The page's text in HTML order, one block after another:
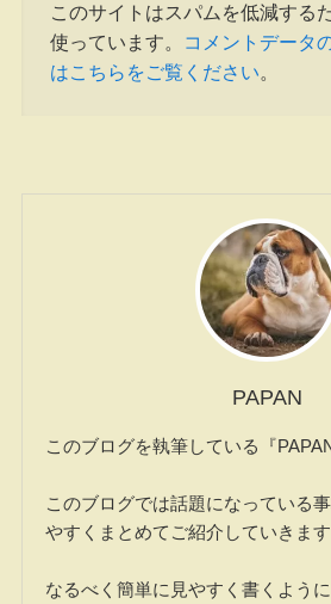
このサイトはスパムを低減する
使っています。
コメントデータ
はこちらをご覧ください。
PAPAN
このブログを執筆している『
このブログでは話題になっている
やすくまとめてご紹介していきます
なるべく簡単に見やすく書くよう